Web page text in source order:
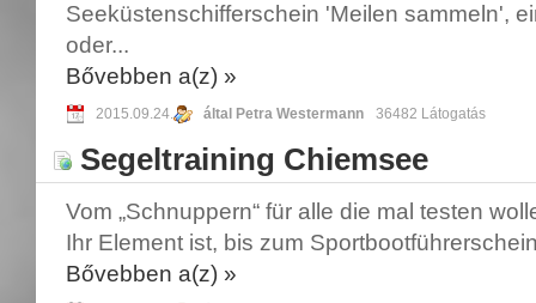
Seeküstenschifferschein 'Meilen sammeln',
oder...
Bővebben a(z) »
2015.09.24. által Petra Westermann 36482 Látogatás
Segeltraining Chiemsee
Vom „Schnuppern“ für alle die mal testen
Ihr Element ist, bis zum
Bővebben a(z) »